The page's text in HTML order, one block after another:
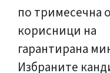
по тримесечна
корисници на
гарантирана
Избраните